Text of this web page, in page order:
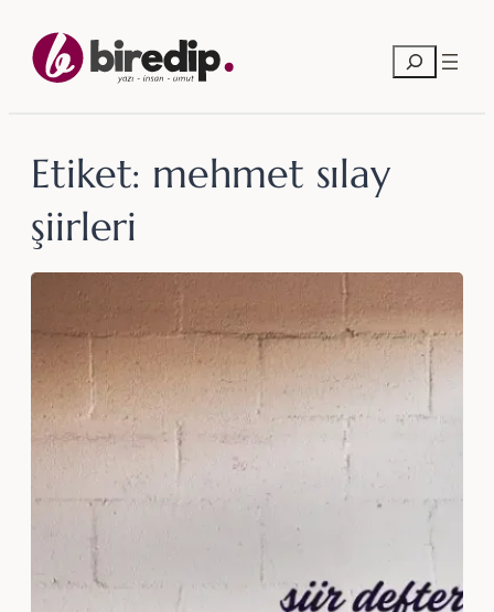
geç
Ara
Etiket: mehmet sılay
şiirleri